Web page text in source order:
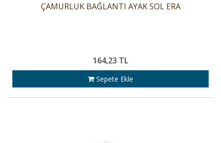
ÇAMURLUK BAĞLANTI AYAK SOL ERA
164,23 TL
Sepete Ekle